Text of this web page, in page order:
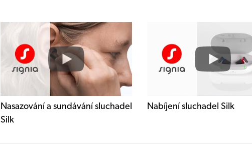
Nasazování a sundávání sluchadel
Silk
Nabíjení sluchadel Silk